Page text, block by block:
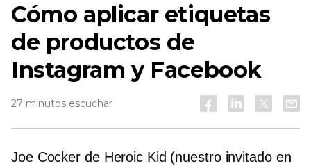
Cómo aplicar etiquetas
de productos de
Instagram y Facebook
27 minutos escuchar
Joe Cocker de Heroic Kid (nuestro invitado en